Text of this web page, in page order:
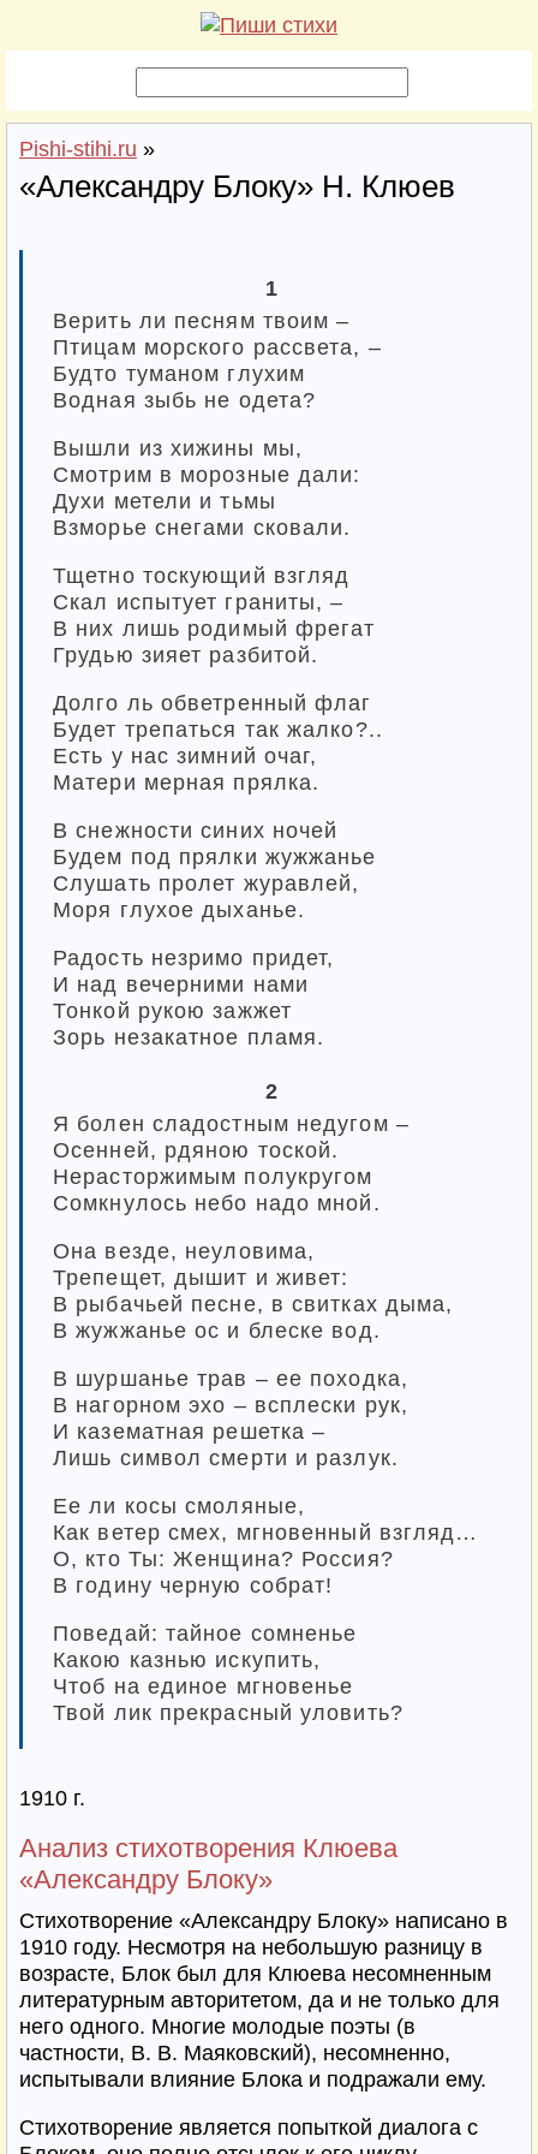
Pishi-stihi.ru »
«Александру Блоку» Н. Клюев
1
Верить ли песням твоим –
Птицам морского рассвета, –
Будто туманом глухим
Водная зыбь не одета?
Вышли из хижины мы,
Смотрим в морозные дали:
Духи метели и тьмы
Взморье снегами сковали.
Тщетно тоскующий взгляд
Скал испытует граниты, –
В них лишь родимый фрегат
Грудью зияет разбитой.
Долго ль обветренный флаг
Будет трепаться так жалко?..
Есть у нас зимний очаг,
Матери мерная прялка.
В снежности синих ночей
Будем под прялки жужжанье
Слушать пролет журавлей,
Моря глухое дыханье.
Радость незримо придет,
И над вечерними нами
Тонкой рукою зажжет
Зорь незакатное пламя.
2
Я болен сладостным недугом –
Осенней, рдяною тоской.
Нерасторжимым полукругом
Сомкнулось небо надо мной.
Она везде, неуловима,
Трепещет, дышит и живет:
В рыбачьей песне, в свитках дыма,
В жужжанье ос и блеске вод.
В шуршанье трав – ее походка,
В нагорном эхо – всплески рук,
И казематная решетка –
Лишь символ смерти и разлук.
Ее ли косы смоляные,
Как ветер смех, мгновенный взгляд…
О, кто Ты: Женщина? Россия?
В годину черную собрат!
Поведай: тайное сомненье
Какою казнью искупить,
Чтоб на единое мгновенье
Твой лик прекрасный уловить?
1910 г.
Анализ стихотворения Клюева
«Александру Блоку»
Стихотворение «Александру Блоку» написано в
1910 году. Несмотря на небольшую разницу в
возрасте, Блок был для Клюева несомненным
литературным авторитетом, да и не только для
него одного. Многие молодые поэты (в
частности, В. В. Маяковский), несомненно,
испытывали влияние Блока и подражали ему.
Стихотворение является попыткой диалога с